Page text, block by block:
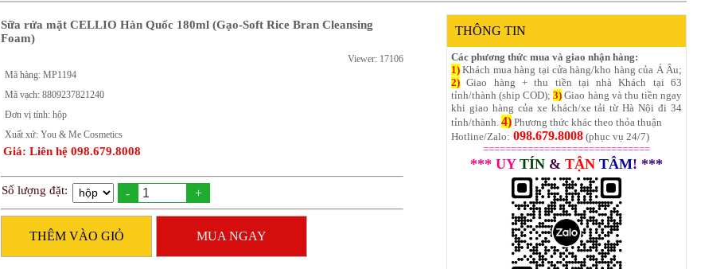
Sữa rửa mặt CELLIO Hàn Quốc 180ml (Gạo-Soft Rice Bran Cleansing
Foam)
Viewer: 17106
Mã hàng: MP1194
Mã vạch: 8809237821240
Đơn vị tính: hộp
Xuất xứ: You & Me Cosmetics
Giá: Liên hệ 098.679.8008
Số lượng đặt: - +
THÊM VÀO GIỎ MUA NGAY
THÔNG TIN
Các phương thức mua và giao nhận hàng:
1) Khách mua hàng tại cửa hàng/kho hàng của Á Âu;
2) Giao hàng + thu tiền tại nhà Khách tại 63
tỉnh/thành (ship COD);3) Giao hàng và thu tiền ngay
khi giao hàng của xe khách/xe tải từ Hà Nội đi 34
tỉnh/thành. 4) Phương thức khác theo thỏa thuận
Hotline/Zalo: 098.679.8008 (phục vụ 24/7)
==============================
*** UY TÍN & TẬN TÂM! ***